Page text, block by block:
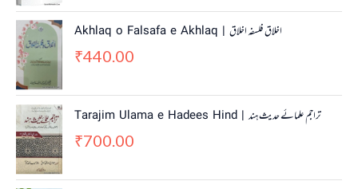
Akhlaq o Falsafa e Akhlaq | اخلاق فلسفہ اخلاق
₹440.00
Tarajim Ulama e Hadees Hind | تراجم علمائے حديث ہند
₹700.00